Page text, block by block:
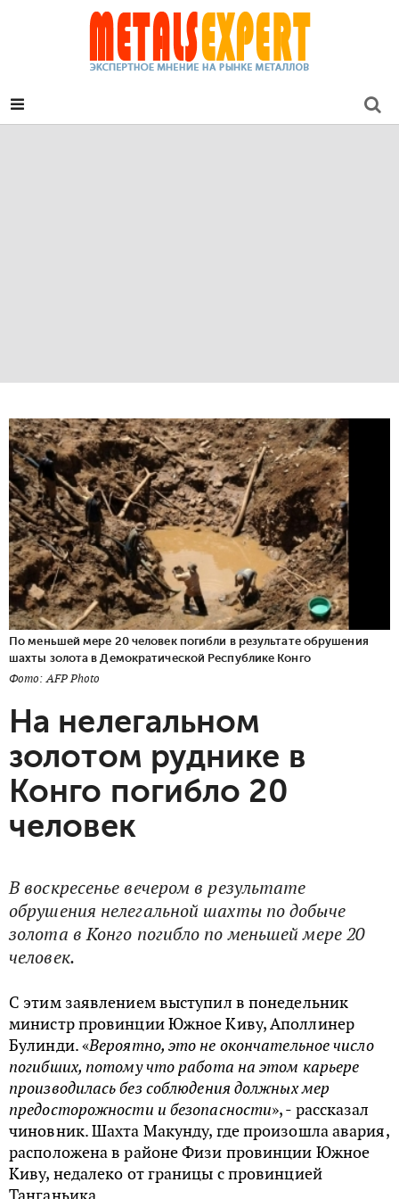
По меньшей мере 20 человек погибли в результате обрушения
шахты золота в Демократической Республике Конго
Фото: AFP Photo
На нелегальном
золотом руднике в
Конго погибло 20
человек
В воскресенье вечером в результате
обрушения нелегальной шахты по добыче
золота в Конго погибло по меньшей мере 20
человек.
С этим заявлением выступил в понедельник
министр провинции Южное Киву, Аполлинер
Булинди. «Вероятно, это не окончательное число
погибших, потому что работа на этом карьере
производилась без соблюдения должных мер
предосторожности и безопасности», - рассказал
чиновник. Шахта Макунду, где произошла авария,
расположена в районе Физи провинции Южное
Киву, недалеко от границы с провинцией
Танганьика.